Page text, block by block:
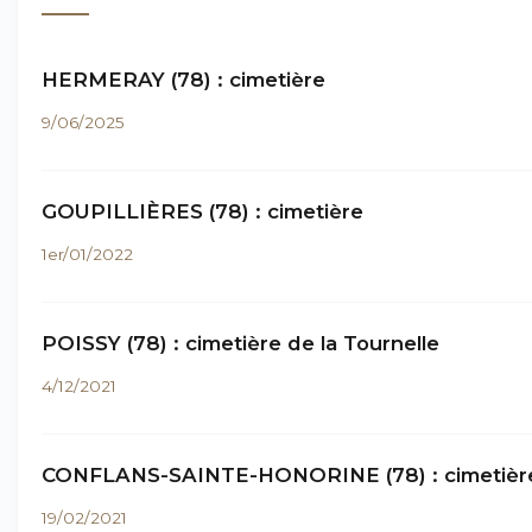
HERMERAY (78) : cimetière
9/06/2025
GOUPILLIÈRES (78) : cimetière
1er/01/2022
POISSY (78) : cimetière de la Tournelle
4/12/2021
CONFLANS-SAINTE-HONORINE (78) :
19/02/2021